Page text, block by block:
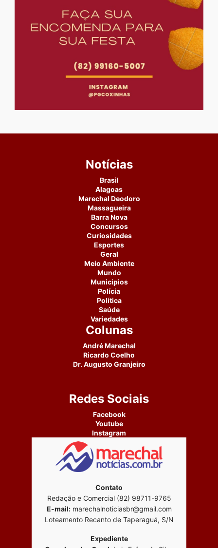
Notícias
Brasil
Alagoas
Marechal Deodoro
Massagueira
Barra Nova
Concursos
Curiosidades
Esportes
Geral
Meio Ambiente
Mundo
Municipios
Polícia
Política
Saúde
Variedades
Colunas
André Marechal
Ricardo Coelho
Dr. Augusto Granjeiro
Redes Sociais
Facebook
Youtube
Instagram
Contato
Redação e Comercial (82) 98711-9765
E-mail:marechalnoticiasbr@gmail.com
Loteamento Recanto de Taperaguá, S/N
Expediente